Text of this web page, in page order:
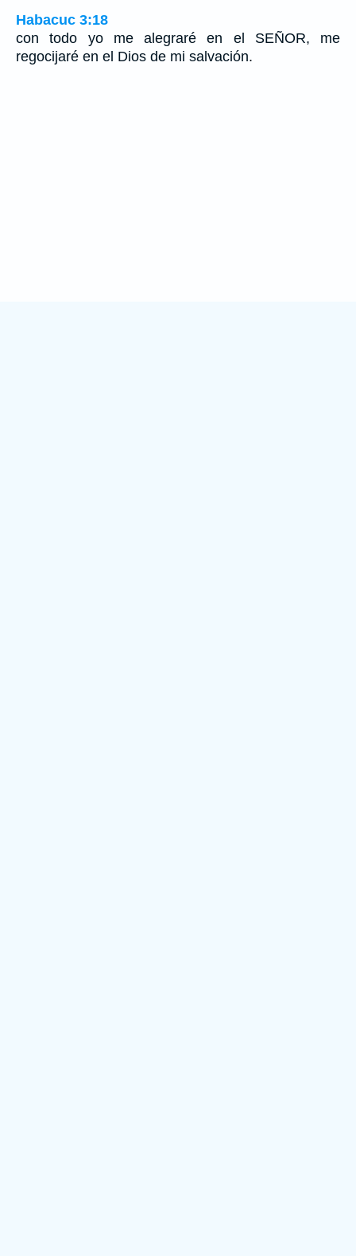
Habacuc 3:18
con todo yo me alegraré en el SEÑOR, me
regocijaré en el Dios de mi salvación.